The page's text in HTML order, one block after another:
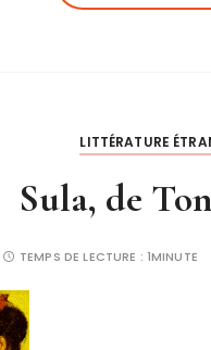
LITTÉRATURE
Sula, de
TEMPS DE LECTURE : 1MINUTE